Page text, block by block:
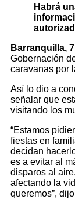
Habrá
Barranquilla,
Gobernación
caravanas por
Así lo dio a
señalar que
visitando los
“Estamos
fiestas en
decidan
es a evitar al
disparos al
afectando la
queremos”,